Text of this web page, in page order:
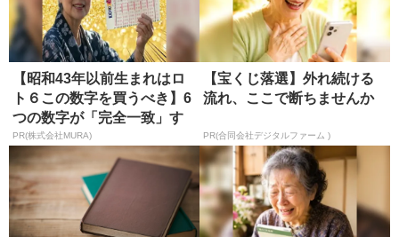
【昭和43年以前生まれはロ
ト６この数字を買うべき】6
つの数字が「完全一致」す
る方...
PR(株式会社MURA)
【宝くじ落選】外れ続ける
流れ、ここで断ちませんか
PR(合同会社デジタルファーム )